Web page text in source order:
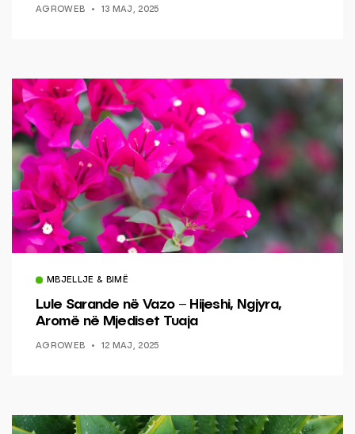
AGROWEB 13 MAJ, 2025
MBJELLJE & BIMË
Lule Sarande në Vazo – Hijeshi, Ngjyra,
Aromë në Mjediset Tuaja
AGROWEB 12 MAJ, 2025